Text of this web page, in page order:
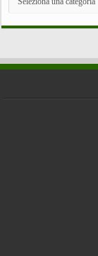
CATEGORIE